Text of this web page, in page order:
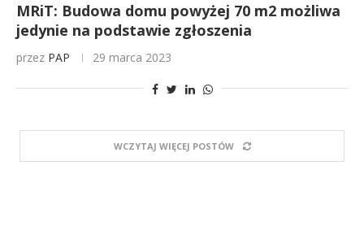
MRiT: Budowa domu powyżej 70 m2 możliwa
jedynie na podstawie zgłoszenia
przez PAP 29 marca 2023
WCZYTAJ WIĘCEJ POSTÓW